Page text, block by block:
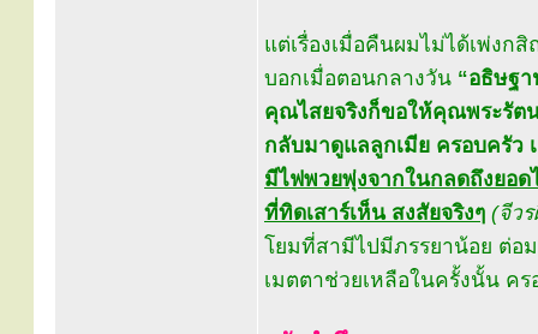
แต่เรื่องเมื่อคืนผมไม่ได้เพ่ง
บอกเมื่อตอนกลางวัน “อธิษฐ
คุณไสยจริงก็ขอให้คุณพระรัตน
กลับมาดูแลลูกเมีย ครอบครัว
มีไฟพวยพุ่งจากในกลดถึงยอด
ที่ทิดเสาร์เห็น สงสัยจริงๆ (จีว
โยมที่สามีไปมีภรรยาน้อย ต่
เมตตาช่วยเหลือในครั้งนั้น ค